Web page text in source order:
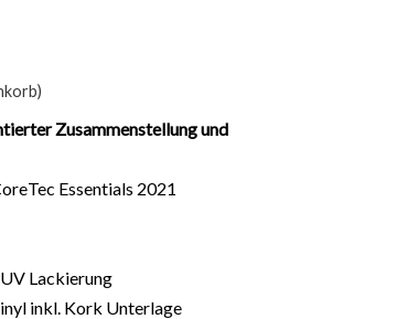
Zusammenstellung und
Essentials 2021
Lackierung
inkl. Kork Unterlage